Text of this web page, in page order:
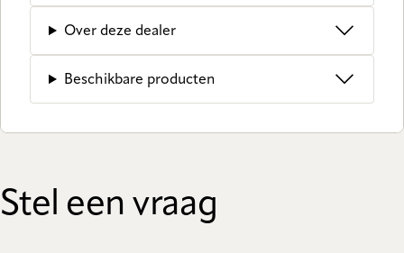
Over deze dealer
Beschikbare producten
Stel een vraag